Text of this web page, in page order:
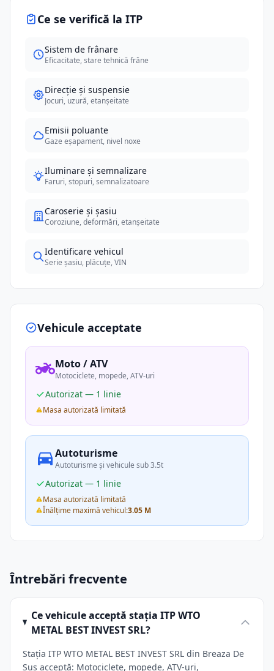
Ce se verifică la ITP
Sistem de frânare
Eficacitate, stare tehnică frâne
Direcție și suspensie
Jocuri, uzură, etanșeitate
Emisii poluante
Gaze eșapament, nivel noxe
Iluminare și semnalizare
Faruri, stopuri, semnalizatoare
Caroserie și șasiu
Coroziune, deformări, etanșeitate
Identificare vehicul
Serie șasiu, plăcuțe, VIN
Vehicule acceptate
Moto / ATV
Motociclete, mopede, ATV-uri
Autorizat — 1 linie
Masa autorizată limitată
Autoturisme
Autoturisme și vehicule sub 3.5t
Autorizat — 1 linie
Masa autorizată limitată
Înălțime maximă vehicul:3.05 M
Întrebări frecvente
Ce vehicule acceptă stația ITP WTO
METAL BEST INVEST SRL?
Stația ITP WTO METAL BEST INVEST SRL din Breaza De
Sus acceptă: Motociclete, mopede, ATV-uri,